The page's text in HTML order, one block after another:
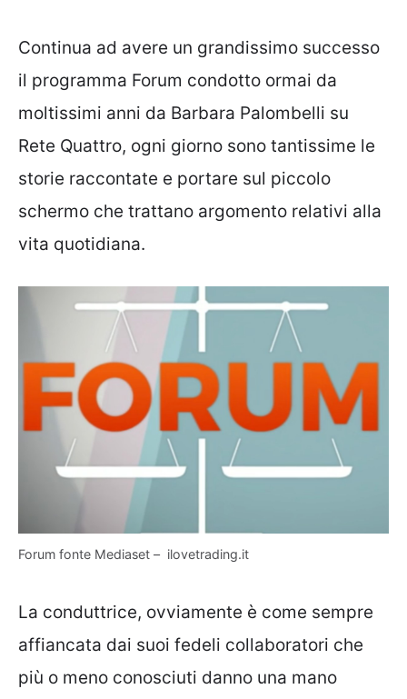
Continua ad avere un grandissimo successo
il programma Forum condotto ormai da
moltissimi anni da Barbara Palombelli su
Rete Quattro, ogni giorno sono tantissime le
storie raccontate e portare sul piccolo
schermo che trattano argomento relativi alla
vita quotidiana.
Forum fonte Mediaset – ilovetrading.it
La conduttrice, ovviamente è come sempre
affiancata dai suoi fedeli collaboratori che
più o meno conosciuti danno una mano